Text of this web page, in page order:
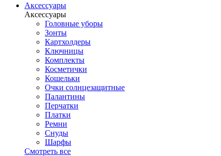
Аксессуары
Аксессуары
Головные уборы
Зонты
Картхолдеры
Ключницы
Комплекты
Косметички
Кошельки
Очки солнцезащитные
Палантины
Перчатки
Платки
Ремни
Снуды
Шарфы
Смотреть все